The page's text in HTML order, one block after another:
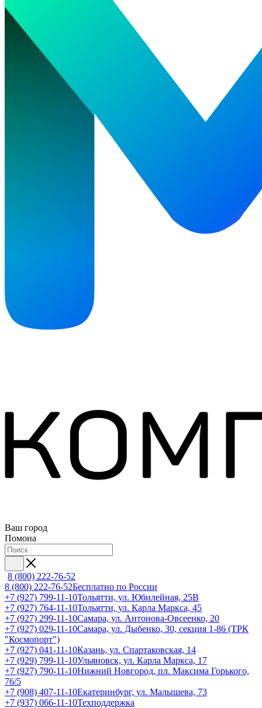
Ваш город
Помона
8 (800) 222-76-52
8 (800) 222-76-52Бесплатно по России
+7 (927) 799-11-10Тольятти, ул. Юбилейная, 25В
+7 (927) 764-11-10Тольятти, ул. Карла Маркса, 45
+7 (927) 299-11-10Самара, ул. Антонова-Овсеенко, 20
+7 (927) 029-11-10Самара, ул. Дыбенко, 30, секция 1-86 (ТРК
"Космопорт")
+7 (927) 041-11-10Казань, ул. Спартаковская, 14
+7 (929) 799-11-10Ульяновск, ул. Карла Маркса, 17
+7 (927) 790-11-10Нижний Новгород, пл. Максима Горького,
76/5
+7 (908) 407-11-10Екатеринбург, ул. Малышева, 73
+7 (937) 066-11-10Техподдержка